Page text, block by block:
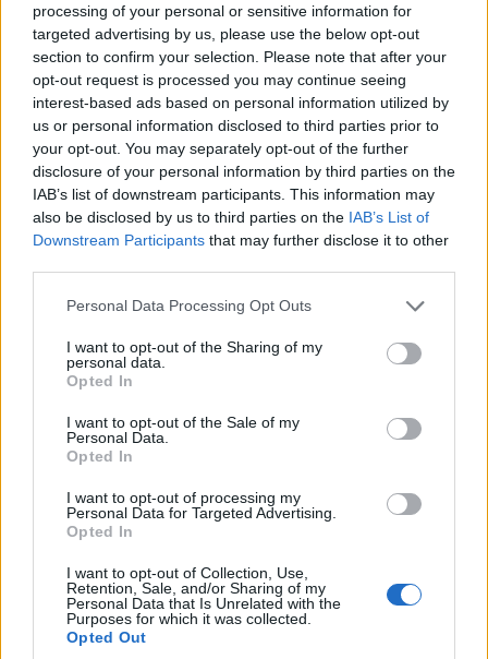
processing of your personal or sensitive information for
targeted advertising by us, please use the below opt-out
section to confirm your selection. Please note that after your
opt-out request is processed you may continue seeing
interest-based ads based on personal information utilized by
us or personal information disclosed to third parties prior to
your opt-out. You may separately opt-out of the further
disclosure of your personal information by third parties on the
IAB’s list of downstream participants. This information may
also be disclosed by us to third parties on the IAB’s List of
Downstream Participants that may further disclose it to other
Please note that this website/app uses one or more Google
not limited to your visit or usage behaviour. You may click to
grant or deny consent to Google and its third-party tags to
use your data for below specified purposes in below Google
consent section.
Personal Data Processing Opt Outs
I want to opt-out of the Sharing of my
personal data.
Opted In
I want to opt-out of the Sale of my
Personal Data.
Opted In
I want to opt-out of processing my
Personal Data for Targeted Advertising.
Opted In
I want to opt-out of Collection, Use,
Retention, Sale, and/or Sharing of my
Personal Data that Is Unrelated with the
Purposes for which it was collected.
Opted Out
ΕΛΛΑΔΑ
ΕΛΑΣ: Φυτεία με περισσότερα από 2.000
δενδρύλλια κάνναβης εντοπίστηκε σε δύσβατη
δασική περιοχή στη Φθιώτιδα
7/08/2026 - 1:32μμ
ΕΛΛΑΔΑ
Σέρρες: Βίντεο-ντοκουμέντο από το τροχαίο που